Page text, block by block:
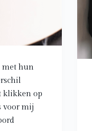
met hun
klikken op
voor mij